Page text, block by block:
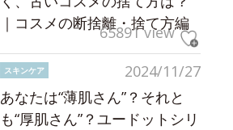
｜コスメの断捨離・捨て方編
65891 view
2024/11/27
スキンケア
あなたは“薄肌さん”？それと
も“厚肌さん”？ユードットシリ